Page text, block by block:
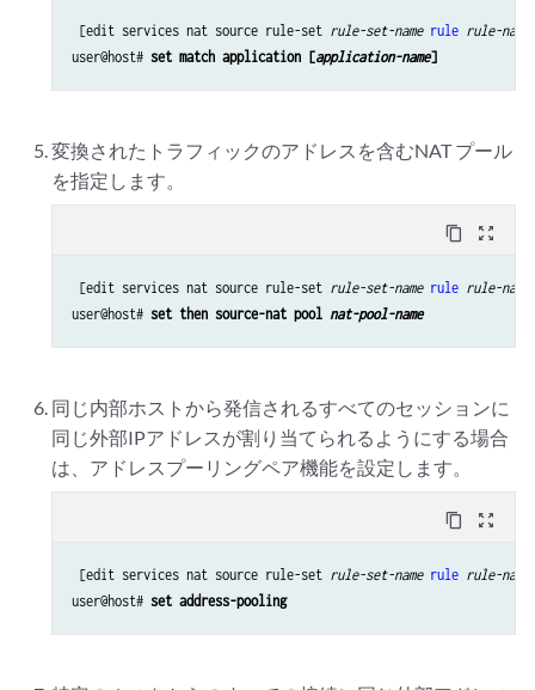
[edit services nat source rule-set rule-set-name rule rule-name
user@host# set match application [application-name]
変換されたトラフィックのアドレスを含むNAT プール
を指定します。
content_copy zoom_out_map
[edit services nat source rule-set rule-set-name rule rule-name
user@host# set then source-nat pool nat-pool-name
同じ内部ホストから発信されるすべてのセッションに
同じ外部IPアドレスが割り当てられるようにする場合
は、アドレスプーリングペア機能を設定します。
content_copy zoom_out_map
[edit services nat source rule-set rule-set-name rule rule-name
user@host# set address-pooling